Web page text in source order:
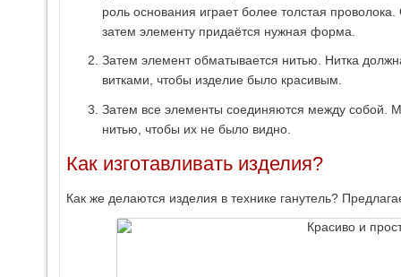
роль основания играет более толстая
затем элементу придаётся нужная форма.
Затем элемент обматывается нитью. Нитка
витками, чтобы изделие было красивым.
Затем все элементы соединяются между собой.
нитью, чтобы их не было видно.
Как изготавливать изделия?
Как же делаются изделия в технике ганутель?